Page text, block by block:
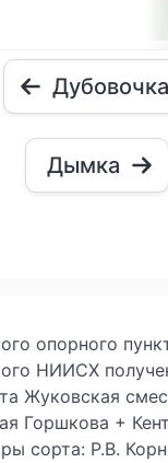
Дубовочка
Дымка
опорного
НИИСХ
Жуковская
Горшкова +
сорта: Р.В.